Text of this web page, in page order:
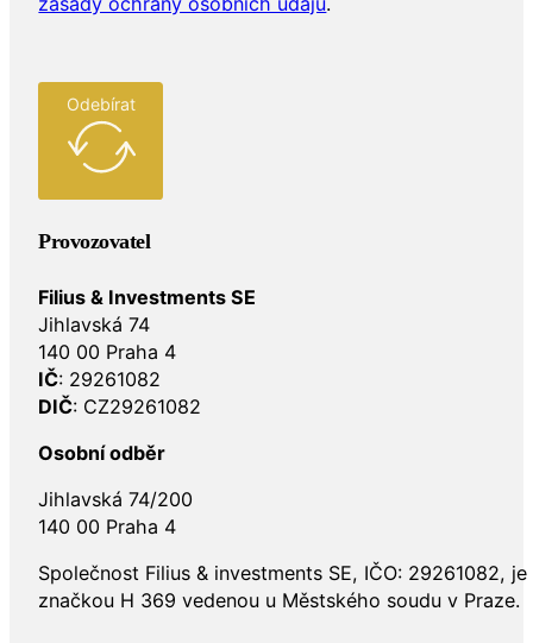
Odebírat
Provozovatel
Filius & Investments SE
Jihlavská 74
140 00 Praha 4
IČ: 29261082
DIČ: CZ29261082
Osobní odběr
Jihlavská 74/200
140 00 Praha 4
Společnost Filius & investments SE, IČO: 29261082,
značkou H 369 vedenou u Městského soudu v Praze.